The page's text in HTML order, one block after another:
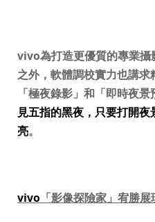
vivo為打造更優質的專業
之外，軟體調校實力也講求
「極夜錄影」和「即時夜景
見五指的黑夜，只要打開
亮。
vivo 「影像探險家」宥勝展